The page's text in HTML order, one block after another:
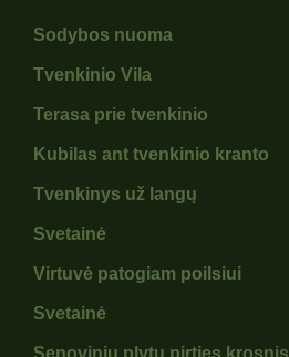
Sodybos nuoma
Tvenkinio Vila
Terasa prie tvenkinio
Kubilas ant tvenkinio kranto
Tvenkinys už langų
Svetainė
Virtuvė patogiam poilsiui
Svetainė
Senovinių plytų pirties krosnis